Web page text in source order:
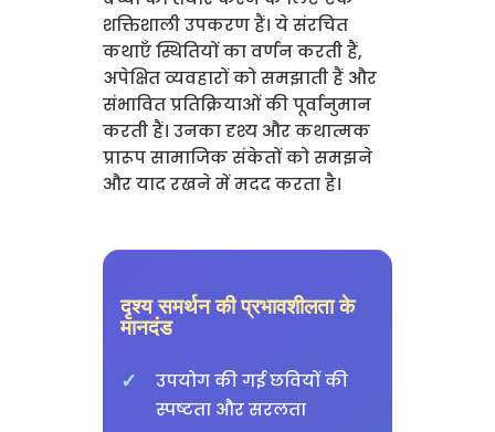
शक्तिशाली उपकरण हैं। ये संरचित
कथाएँ स्थितियों का वर्णन करती हैं,
अपेक्षित व्यवहारों को समझाती हैं और
संभावित प्रतिक्रियाओं की पूर्वानुमान
करती हैं। उनका दृश्य और कथात्मक
प्रारूप सामाजिक संकेतों को समझने
और याद रखने में मदद करता है।
दृश्य समर्थन की प्रभावशीलता के
मानदंड
उपयोग की गई छवियों की
स्पष्टता और सरलता